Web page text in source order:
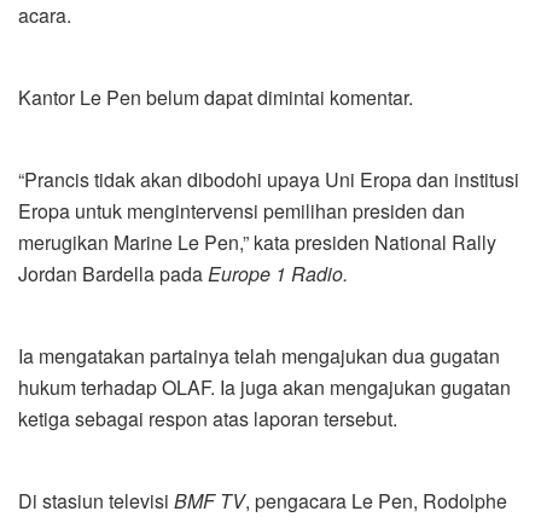
acara.
Kantor Le Pen belum dapat dimintai komentar.
“Prancis tidak akan dibodohi upaya Uni Eropa dan institusi
Eropa untuk mengintervensi pemilihan presiden dan
merugikan Marine Le Pen,” kata presiden National Rally
Jordan Bardella padaEurope 1 Radio.
Ia mengatakan partainya telah mengajukan dua gugatan
hukum terhadap OLAF. Ia juga akan mengajukan gugatan
ketiga sebagai respon atas laporan tersebut.
Di stasiun televisi BMF TV, pengacara Le Pen, Rodolphe